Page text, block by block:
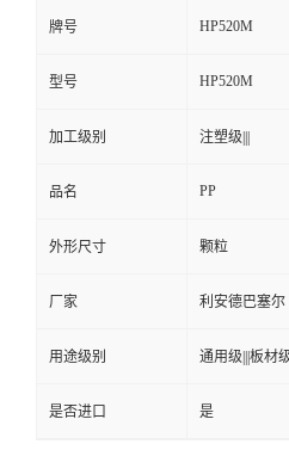
牌号 HP520M
型号 HP520M
加工级别 注塑级|||
品名 PP
外形尺寸 颗粒
厂家 利安德巴塞尔
用途级别 通用级|||板材级
是否进口 是